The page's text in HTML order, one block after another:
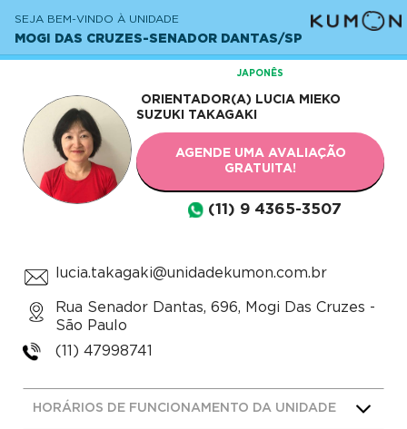
SEJA BEM-VINDO À UNIDADE
MOGI DAS CRUZES-SENADOR DANTAS/SP
JAPONÊS
ORIENTADOR(A) LUCIA MIEKO
SUZUKI TAKAGAKI
AGENDE UMA AVALIAÇÃO
GRATUITA!
(11) 9 4365-3507
lucia.takagaki@unidadekumon.com.br
Rua Senador Dantas, 696, Mogi Das Cruzes -
São Paulo
(11) 47998741
HORÁRIOS DE FUNCIONAMENTO DA UNIDADE